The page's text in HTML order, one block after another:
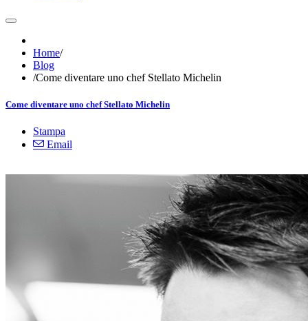
Home/
Blog
/Come diventare uno chef Stellato Michelin
Come diventare uno chef Stellato Michelin
Stampa
Email